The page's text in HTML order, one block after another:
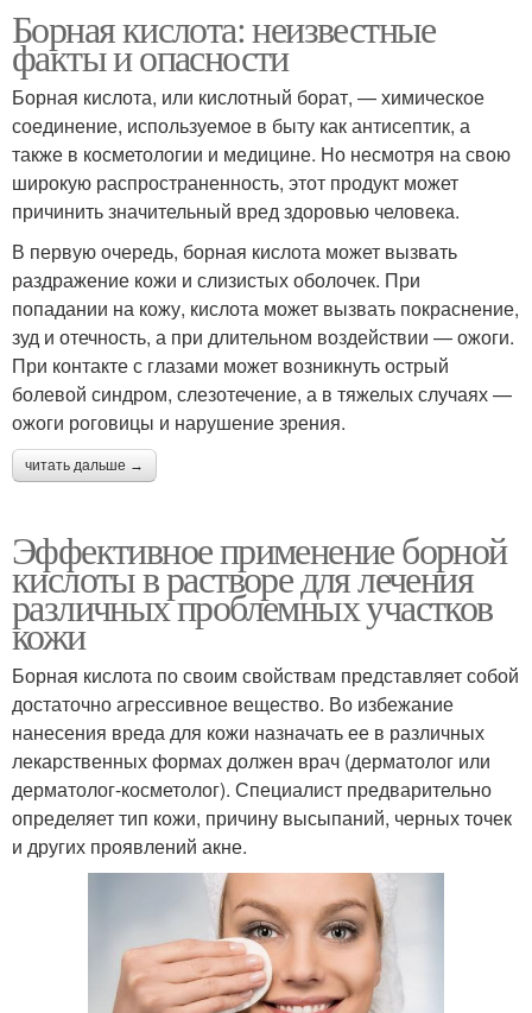
Борная кислота: неизвестные
факты и опасности
Борная кислота, или кислотный борат, — химическое
соединение, используемое в быту как антисептик, а
также в косметологии и медицине. Но несмотря на свою
широкую распространенность, этот продукт может
причинить значительный вред здоровью человека.
В первую очередь, борная кислота может вызвать
раздражение кожи и слизистых оболочек. При
попадании на кожу, кислота может вызвать покраснение,
зуд и отечность, а при длительном воздействии — ожоги.
При контакте с глазами может возникнуть острый
болевой синдром, слезотечение, а в тяжелых случаях —
ожоги роговицы и нарушение зрения.
читать дальше →
Эффективное применение борной
кислоты в растворе для лечения
различных проблемных участков
кожи
Борная кислота по своим свойствам представляет собой
достаточно агрессивное вещество. Во избежание
нанесения вреда для кожи назначать ее в различных
лекарственных формах должен врач (дерматолог или
дерматолог-косметолог). Специалист предварительно
определяет тип кожи, причину высыпаний, черных точек
и других проявлений акне.